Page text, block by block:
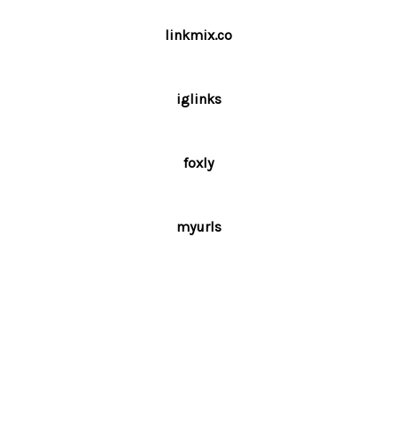
linkmix.co
iglinks
foxly
myurls